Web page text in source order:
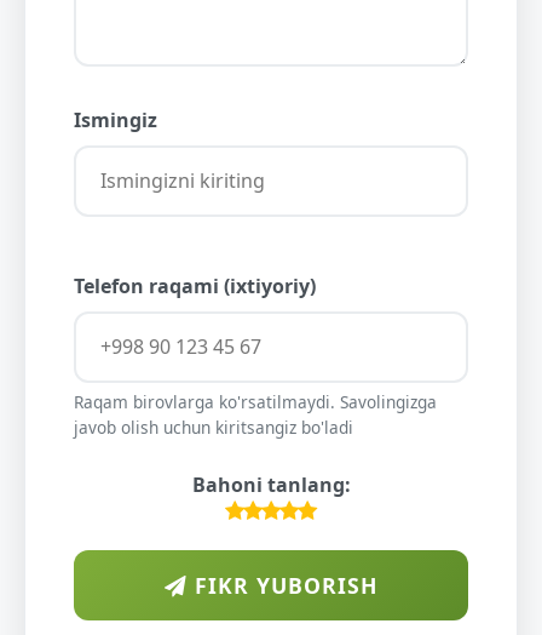
Ismingiz
Telefon raqami (ixtiyoriy)
Raqam birovlarga ko'rsatilmaydi. Savolingizga
javob olish uchun kiritsangiz bo'ladi
Bahoni tanlang:
FIKR YUBORISH